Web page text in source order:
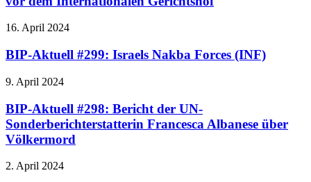
16. April 2024
BIP-Aktuell #299: Israels Nakba Forces (INF)
9. April 2024
BIP-Aktuell #298: Bericht der UN-
Sonderberichterstatterin Francesca Albanese über
Völkermord
2. April 2024